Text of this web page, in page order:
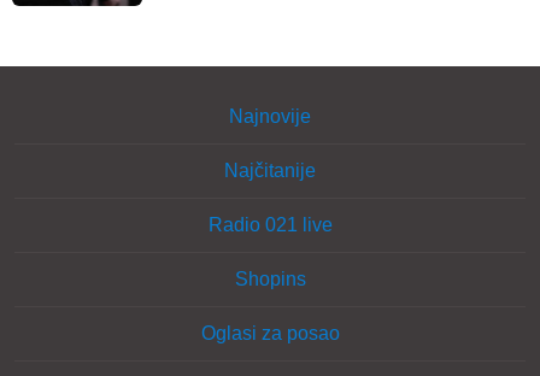
Najnovije
Najčitanije
Radio 021 live
Shopins
Oglasi za posao